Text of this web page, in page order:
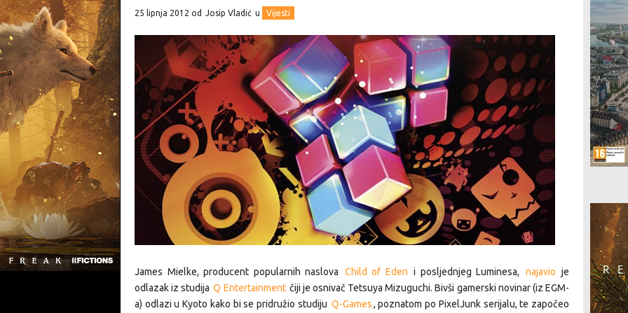
25 lipnja 2012 od Josip Vladić u Vijesti
James Mielke, producent popularnih naslova Child of Eden i posljednjeg Luminesa, najavio je
odlazak iz studija Q Entertainment čiji je osnivač Tetsuya Mizuguchi. Bivši gamerski novinar (iz EGM-
a) odlazi u Kyoto kako bi se pridružio studiju Q-Games, poznatom po PixelJunk serijalu, te započeo